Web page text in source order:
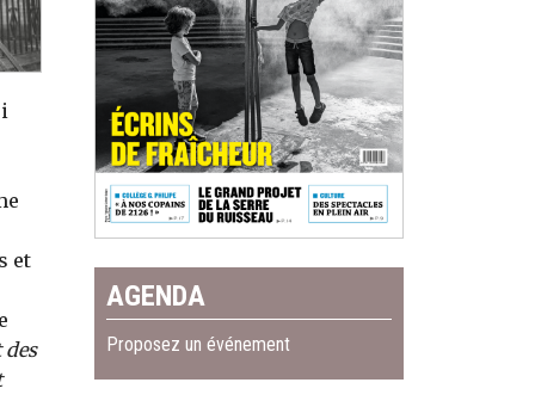
et
des
AGENDA
Proposez un événement